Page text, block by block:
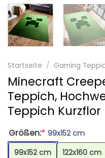
Startseite / Gaming
Minecraft
Teppich,
Teppich Kurzflor
Größen:* 99x152 cm
99x152 cm
122x160 cm